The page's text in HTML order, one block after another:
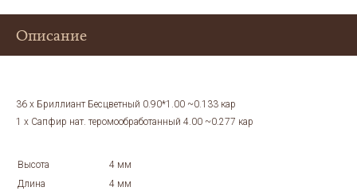
Описание
36 x Бриллиант Бесцветный 0.90*1.00 ~0.133 кар
1 x Сапфир нат. теромообработанный 4.00 ~0.277 кар
Высота
4 мм
Длина
4 мм